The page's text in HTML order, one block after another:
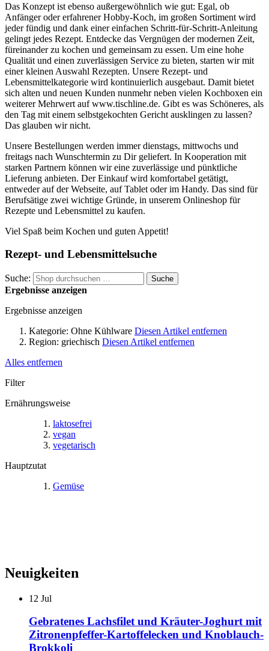
Das Konzept ist ebenso außergewöhnlich wie gut: Egal, ob
Anfänger oder erfahrener Hobby-Koch, im großen Sortiment wird
jeder fündig und dank einer einfachen Schritt-für-Schritt-Anleitung
gelingt jedes Rezept. Entdecke das Vergnügen der modernen Zeit,
füreinander zu kochen und gemeinsam zu essen. Um eine hohe
Qualität und einen zuverlässigen Service zu bieten, starten wir mit
einer kleinen Auswahl Rezepten. Unsere Rezept- und
Lebensmittelkategorie wird kontinuierlich ausgebaut. Damit bietet
sich alten und neuen Kunden nunmehr neben vielen Kochboxen ein
weiterer Mehrwert auf www.tischline.de. Gibt es was Schöneres, als
den Tag mit einem selbstgekochten Gericht ausklingen zu lassen?
Das glauben wir nicht.
Unsere Bestellungen werden immer dienstags, mittwochs und
freitags nach Wunschtermin zu Dir geliefert. In Kooperation mit
starken Partnern können wir eine zuverlässige und pünktliche
Lieferung anbieten. Der Einkauf wird komfortabel getätigt,
entweder auf der Webseite, auf Tablet oder im Handy. Das sind für
Berufsätige zwei wichtige Gründe, in unserem Onlineshop für
Rezepte und Lebensmittel zu kaufen.
Viel Spaß beim Kochen und guten Appetit!
Rezept- und Lebensmittelsuche
Suche: Suche
Ergebnisse anzeigen
Ergebnisse anzeigen
Kategorie: Ohne Kühlware Diesen Artikel entfernen
Region: griechisch Diesen Artikel entfernen
Alles entfernen
Filter
Ernährungsweise
laktosefrei
vegan
vegetarisch
Hauptzutat
Gemüse
Neuigkeiten
12 Jul
Gebratenes Lachsfilet und Kräuter-Joghurt mit
Zitronenpfeffer-Kartoffelecken und Knoblauch-
Brokkoli